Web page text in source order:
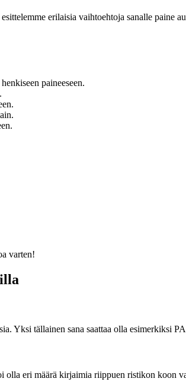
erilaisia vaihtoehtoja sanalle paine
paineeseen.
varten!
Yksi tällainen sana saattaa olla esimerkiksi
olla eri määrä kirjaimia riippuen ristikon koon